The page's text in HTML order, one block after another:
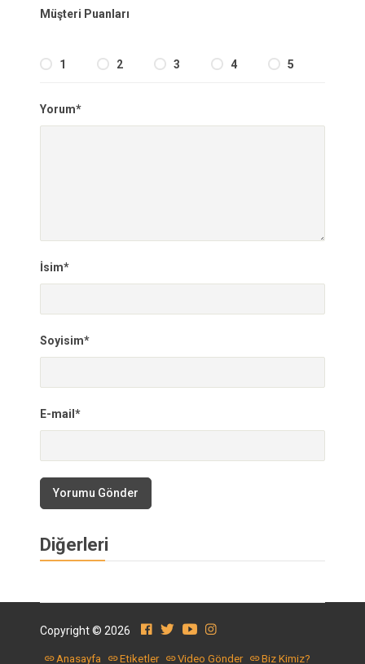
Müşteri Puanları
1 2 3 4 5
Yorum*
İsim*
Soyisim*
E-mail*
Yorumu Gönder
Diğerleri
Copyright © 2026
Anasayfa Etiketler Video Gönder Biz Kimiz?